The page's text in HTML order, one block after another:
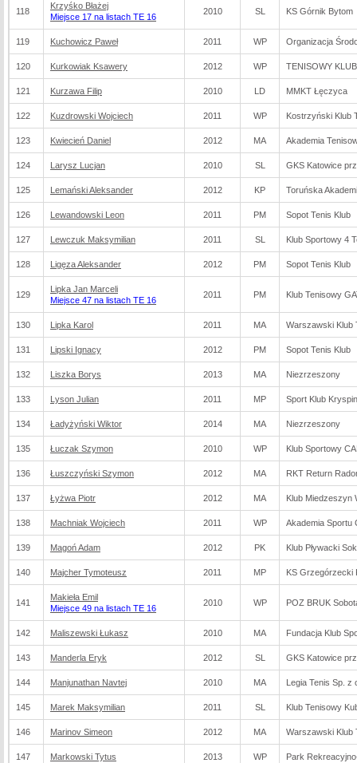
118
Krzyśko Błażej
Miejsce 17 na listach TE 16
2010 SL KS Górnik Bytom
119 Kuchowicz Paweł 2011 WP Organizacja
120 Kurkowiak Ksawery 2012 WP TENISOWY
121 Kurzawa Filip 2010 LD MMKT Łęczyca
122 Kuzdrowski Wojciech 2011 WP Kostrzyński Klub
123 Kwiecień Daniel 2012 MA Akademia
124 Larysz Lucjan 2010 SL GKS Katowice
125 Lemański Aleksander 2012 KP Toruńska
126 Lewandowski Leon 2011 PM Sopot Tenis Klub
127 Lewczuk Maksymilian 2011 SL Klub Sportowy 4
128 Ligęza Aleksander 2012 PM Sopot Tenis Klub
129
Lipka Jan Marceli
Miejsce 47 na listach TE 16
2011 PM Klub Tenisowy
130 Lipka Karol 2011 MA Warszawski Klub
131 Lipski Ignacy 2012 PM Sopot Tenis Klub
132 Liszka Borys 2013 MA Niezrzeszony
133 Lyson Julian 2011 MP Sport Klub
134 Ładyżyński Wiktor 2014 MA Niezrzeszony
135 Łuczak Szymon 2010 WP Klub Sportowy
136 Łuszczyński Szymon 2012 MA RKT Return
137 Łyżwa Piotr 2012 MA Klub Miedzeszyn
138 Machniak Wojciech 2011 WP Akademia Sportu
139 Magoń Adam 2012 PK Klub Pływacki
140 Majcher Tymoteusz 2011 MP KS Grzegórzecki
141
Makieła Emil
Miejsce 49 na listach TE 16
2010 WP POZ BRUK
142 Maliszewski Łukasz 2010 MA Fundacja Klub
143 Manderla Eryk 2012 SL GKS Katowice
144 Manjunathan Navtej 2010 MA Legia Tenis Sp. z
145 Marek Maksymilian 2011 SL Klub Tenisowy
146 Marinov Simeon 2012 MA Warszawski Klub
147 Markowski Tytus 2013 WP Park